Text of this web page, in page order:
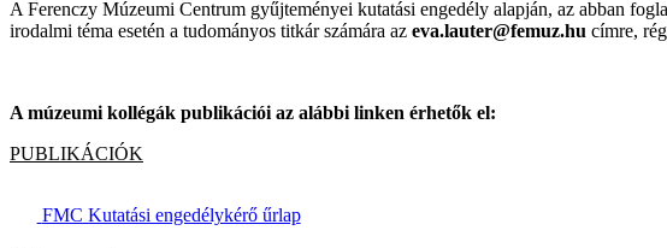
A Ferenczy Múzeumi Centrum gyűjteményei kutatási engedély alapján, az abban
irodalmi téma esetén a tudományos titkár számára az eva.lauter@femuz.hu címre,
A múzeumi kollégák publikációi az alábbi linken érhetők el:
PUBLIKÁCIÓK
FMC Kutatási engedélykérő űrlap